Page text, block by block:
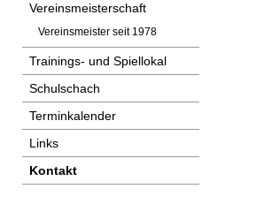
Vereinsmeisterschaft
Vereinsmeister seit 1978
Trainings- und Spiellokal
Schulschach
Terminkalender
Links
Kontakt